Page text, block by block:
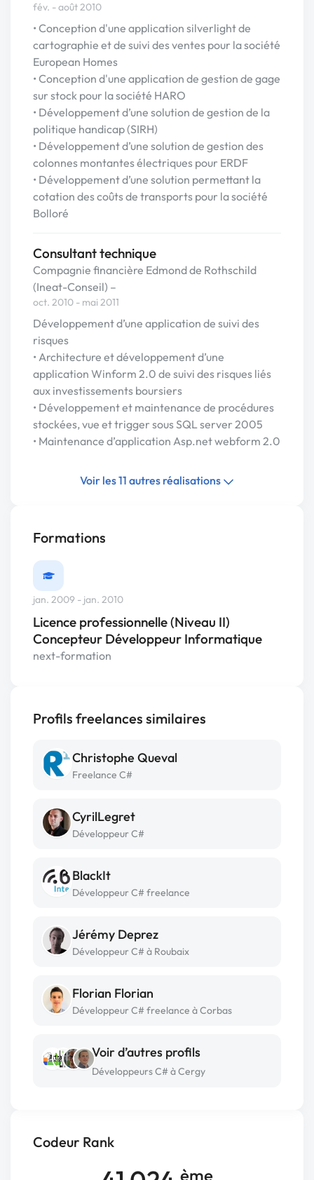
Codeur Rank
ème
fév. - août 2010
• Conception d'une application silverlight de
cartographie et de suivi des ventes pour la société
European Homes
• Conception d'une application de gestion de gage
sur stock pour la société HARO
• Développement d’une solution de gestion de la
politique handicap (SIRH)
• Développement d’une solution de gestion des
colonnes montantes électriques pour ERDF
• Développement d’une solution permettant la
cotation des coûts de transports pour la société
Bolloré
Consultant technique
Compagnie financière Edmond de Rothschild
(Ineat-Conseil) –
oct. 2010 - mai 2011
Développement d’une application de suivi des
risques
• Architecture et développement d’une
application Winform 2.0 de suivi des risques liés
aux investissements boursiers
• Développement et maintenance de procédures
stockées, vue et trigger sous SQL server 2005
• Maintenance d’application Asp.net webform 2.0
Voir les 11 autres réalisations
Formations
jan. 2009 - jan. 2010
Licence professionnelle (Niveau II)
Concepteur Développeur Informatique
next-formation
Profils freelances similaires
Christophe Queval
Freelance C#
CyrilLegret
Développeur C#
BlackIt
Développeur C# freelance
Jérémy Deprez
Développeur C# à Roubaix
Florian Florian
Développeur C# freelance à Corbas
Voir d’autres profils
Développeurs C# à Cergy